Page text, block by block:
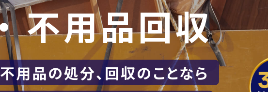
不用品回収
不用品の処分、回収のことなら